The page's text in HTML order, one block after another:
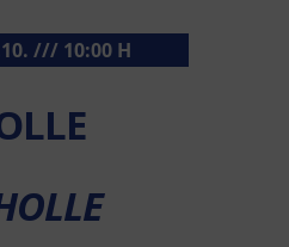
/// 10:00 H